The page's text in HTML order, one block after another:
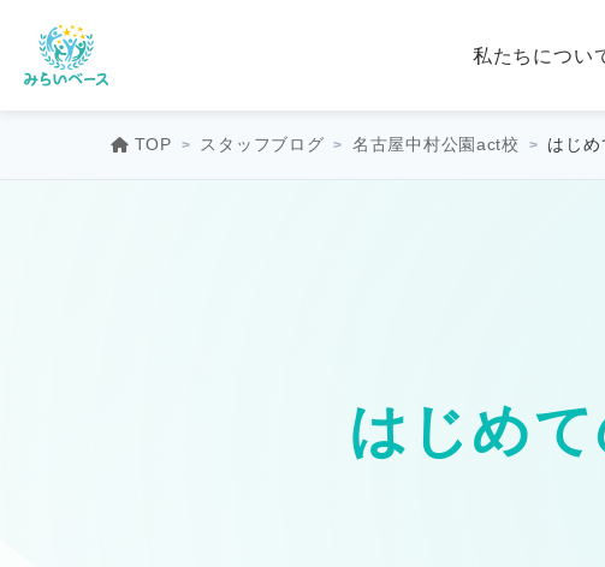
私たちについ
TOP スタッフブログ 名古屋中村公園act校 はじ
はじめ